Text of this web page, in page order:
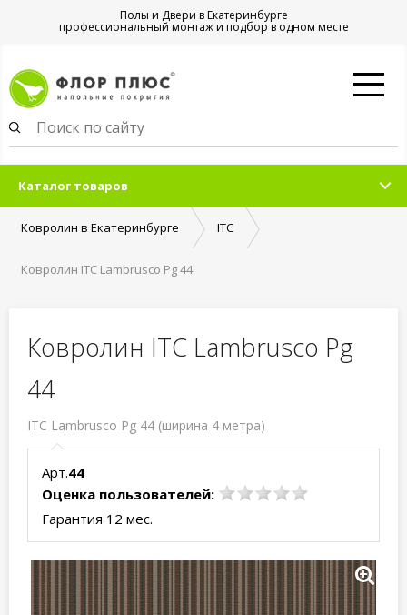
Полы и Двери в Екатеринбурге
профессиональный монтаж и подбор в одном месте
Каталог товаров
Ковролин в Екатеринбурге ITC
Ковролин ITC Lambrusco Pg 44
Ковролин ITC Lambrusco Pg
44
ITC Lambrusco Pg 44 (ширина 4 метра)
Арт.44
Оценка пользователей:
Гарантия 12 мес.